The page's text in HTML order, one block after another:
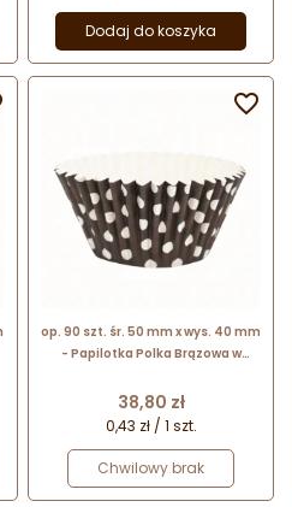
Dodaj do koszyka
op. 90 szt. śr. 50 mm x wys. 40 mm
- Papilotka Polka Brązowa w
foremki do babeczek
Cena
38,80 zł
0,43 zł / 1 szt.
Chwilowy brak
